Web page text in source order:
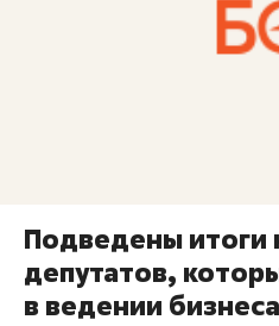
Подведены итоги
депутатов,
в ведении бизнеса